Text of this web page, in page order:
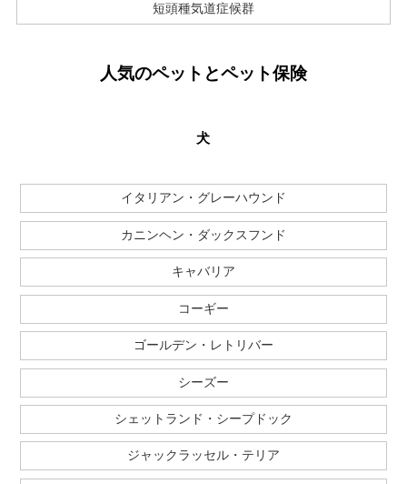
短頭種気道症候群
人気のペットとペット保険
犬
イタリアン・グレーハウンド
カニンヘン・ダックスフンド
キャバリア
コーギー
ゴールデン・レトリバー
シーズー
シェットランド・シープドック
ジャックラッセル・テリア